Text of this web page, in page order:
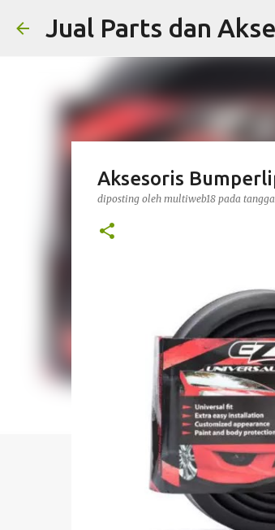
Jual Parts dan
Aksesoris
diposting oleh multiweb18 pada